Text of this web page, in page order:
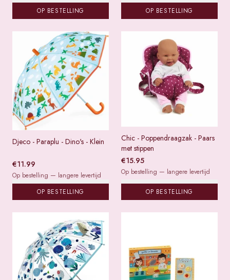
OP BESTELLING
OP BESTELLING
Djeco - Paraplu - Dino's - Klein
€11.99
Op bestelling — langere levertijd
OP BESTELLING
Chic - Poppendraagzak - Paars
met stippen
€15.95
Op bestelling — langere levertijd
OP BESTELLING